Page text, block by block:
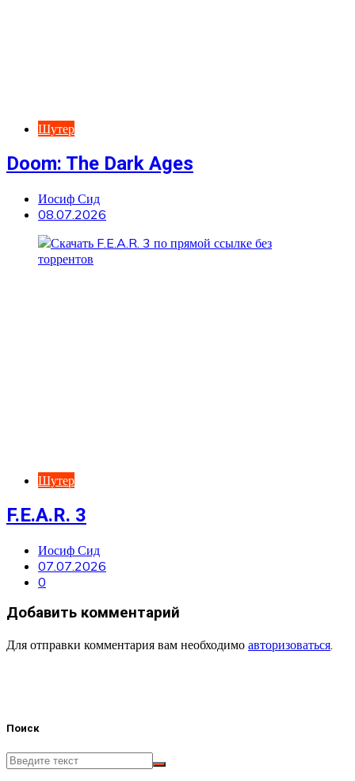
Шутер
Doom: The Dark Ages
Иосиф Сид
08.07.2026
Шутер
F.E.A.R. 3
Иосиф Сид
07.07.2026
0
Добавить комментарий
Для отправки комментария вам необходимо авторизоваться
Поиск